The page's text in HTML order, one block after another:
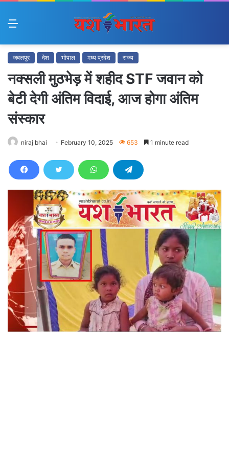
Menu
जबलपुर देश भोपाल मध्य प्रदेश राज्य
नक्सली मुठभेड़ में शहीद STF जवान को
बेटी देगी अंतिम विदाई, आज होगा अंतिम
संस्कार
niraj bhai February 10, 2025 653 1 minute read